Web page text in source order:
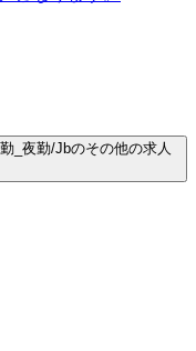
_夜勤/Jbのその他の求人